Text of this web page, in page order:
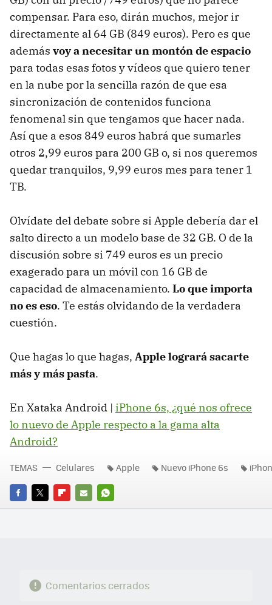
compensar. Para eso, dirán muchos, mejor ir
directamente al 64 GB (849 euros). Pero es que
además voy a necesitar un montón de espacio
para todas esas fotos y vídeos que quiero tener
en la nube por la sencilla razón de que esa
sincronización de contenidos funciona
fenomenal sin que tengamos que hacer nada.
Así que a esos 849 euros habrá que sumarles
otros 2,99 euros para 200 GB o, si nos queremos
quedar tranquilos, 9,99 euros mes para tener 1
TB.
Olvídate del debate sobre si Apple debería dar el
salto directo a un modelo base de 32 GB. O de la
discusión sobre si 749 euros es un precio
exagerado para un móvil con 16 GB de
capacidad de almacenamiento. Lo que importa
no es eso. Te estás olvidando de la verdadera
cuestión.
Que hagas lo que hagas, Apple logrará sacarte
más y más pasta.
En Xataka Android | iPhone 6s, ¿qué nos ofrece
lo nuevo de Apple respecto a la gama alta
Android?
FACEBOOK
TWITTERFLIPBOARD
E-
WHATSAPP
TEMAS Celulares Apple Nuevo iPhone 6s
Comentarios cerrados